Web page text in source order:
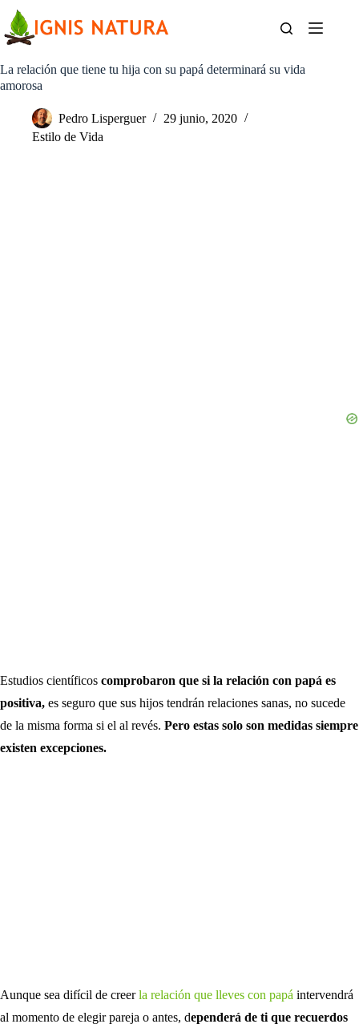
contenido
La relación que tiene tu hija con su papá determinará su vida
amorosa
Pedro Lisperguer
29 junio, 2020
Estilo de Vida
Estudios científicos comprobaron que si la relación con papá es
positiva, es seguro que sus hijos tendrán relaciones sanas, no sucede
de la misma forma si el al revés. Pero estas solo son medidas siempre
existen excepciones.
Aunque sea difícil de creerla relación que lleves con papá intervendrá
al momento de elegir pareja o antes, dependerá de ti que recuerdos